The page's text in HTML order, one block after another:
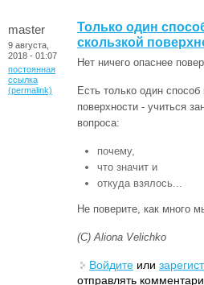
master
9 августа,
2018 - 01:07
постоянная
ссылка
(permalink)
Только один
скользкой
Нет ничего опаснее
Есть только один
поверхности - учиться
вопроса:
почему,
что значит и
откуда взялось...
Не поверите, как много
(С) Aliona Velichko
Войдите или
отправлять